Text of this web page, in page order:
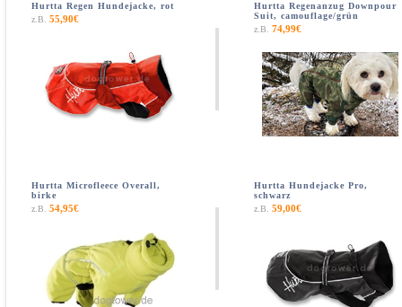
Hurtta Regen Hundejacke, rot
z.B. 55,90€
Hurtta Regenanzug Downpour
Suit, camouflage/grün
z.B. 74,99€
Hurtta Microfleece Overall,
birke
z.B. 54,95€
Hurtta Hundejacke Pro,
schwarz
z.B. 59,00€